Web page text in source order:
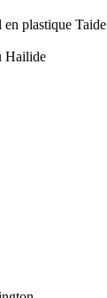
en plastique Taide
Hailide